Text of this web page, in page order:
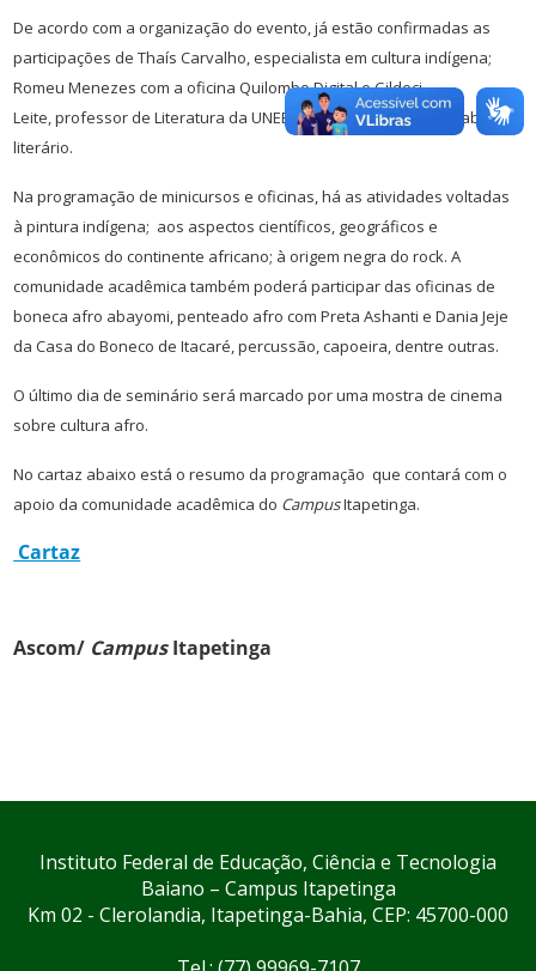
De acordo com a organização do evento, já estão confirmadas as
participações de Thaís Carvalho, especialista em cultura indígena;
Romeu Menezes com a oficina Quilombo Digital eGildeci
Leite,professor de Literatura da UNEB, que divulgará o seu trabalho
literário.
Na programação de minicursos e oficinas, há as atividades voltadas
à pintura indígena; aos aspectos científicos, geográficos e
econômicos do continente africano; à origem negra do rock. A
comunidade acadêmica também poderá participar das oficinas de
boneca afro abayomi, penteado afro com Preta Ashanti e Dania Jeje
da Casa do Boneco de Itacaré, percussão, capoeira, dentre outras.
O último dia de seminário será marcado por uma mostra de cinema
sobre cultura afro.
No cartaz abaixo está o resumo da programação que contará com o
apoio da comunidade acadêmica do CampusItapetinga.
Cartaz
Ascom/ CampusItapetinga
Instituto Federal de Educação, Ciência e Tecnologia
Baiano – Campus Itapetinga
Km 02 - Clerolandia, Itapetinga-Bahia, CEP: 45700-000